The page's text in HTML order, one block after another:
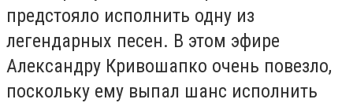
предстояло исполнить одну из
легендарных песен. В этом эфире
Александру Кривошапко очень повезло,
поскольку ему выпал шанс исполнить